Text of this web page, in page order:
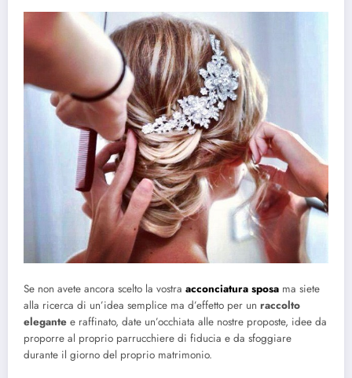
Se non avete ancora scelto la vostra acconciatura sposa ma siete
alla ricerca di un’idea semplice ma d’effetto per un raccolto
elegante e raffinato, date un’occhiata alle nostre proposte, idee da
proporre al proprio parrucchiere di fiducia e da sfoggiare
durante il giorno del proprio matrimonio.